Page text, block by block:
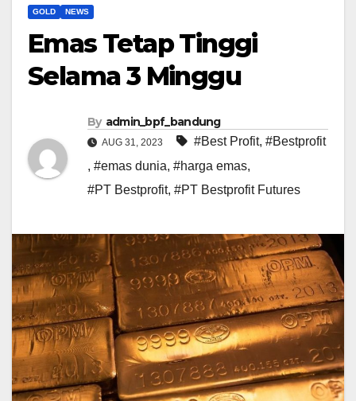
GOLD NEWS
Emas Tetap Tinggi
Selama 3 Minggu
By admin_bpf_bandung
AUG 31, 2023 #Best Profit, #Bestprofit
, #emas dunia, #harga emas,
#PT Bestprofit, #PT Bestprofit Futures